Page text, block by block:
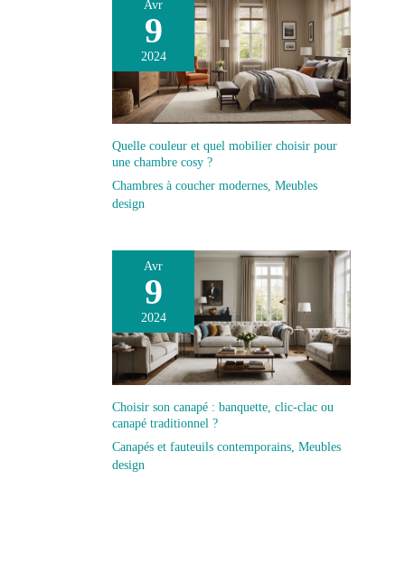
Avr
9
2024
Quelle couleur et quel mobilier choisir pour
une chambre cosy ?
Chambres à coucher modernes Meubles
design
Avr
9
2024
Choisir son canapé : banquette, clic-clac ou
canapé traditionnel ?
Canapés et fauteuils contemporains Meubles
design